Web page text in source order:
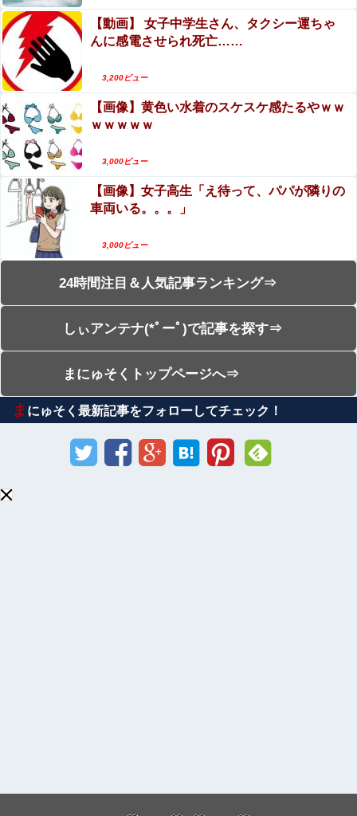
【動画】 女子中学生さん、タクシー運ちゃ
んに感電させられ死亡……
3,200ビュー
【画像】黄色い水着のスケスケ感たるやｗｗ
ｗｗｗｗｗ
3,000ビュー
【画像】女子高生「え待って、パパが隣りの
車両いる。。。」
3,000ビュー
24時間注目＆人気記事ランキング⇒
しぃアンテナ(*ﾟーﾟ)で記事を探す⇒
まにゅそくトップページへ⇒
ま にゅそく最新記事をフォローしてチェック！